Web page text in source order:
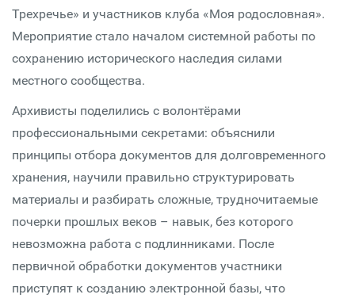
Трехречье» и участников клуба «Моя родословная».
Мероприятие стало началом системной работы по
сохранению исторического наследия силами
местного сообщества.
Архивисты поделились с волонтёрами
профессиональными секретами: объяснили
принципы отбора документов для долговременного
хранения, научили правильно структурировать
материалы и разбирать сложные, трудночитаемые
почерки прошлых веков – навык, без которого
невозможна работа с подлинниками. После
первичной обработки документов участники
приступят к созданию электронной базы, что